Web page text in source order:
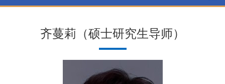
齐蔓莉（硕士研究生导师）